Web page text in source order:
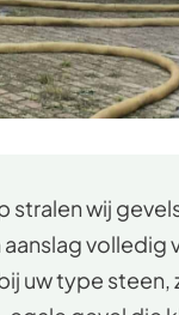
wij
volledig
uw type